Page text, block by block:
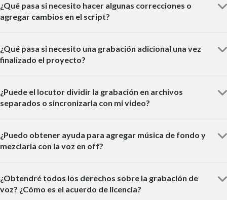
¿Qué pasa si necesito hacer algunas correcciones o
agregar cambios en el script?
¿Qué pasa si necesito una grabación adicional una vez
finalizado el proyecto?
¿Puede el locutor dividir la grabación en archivos
separados o sincronizarla con mi video?
¿Puedo obtener ayuda para agregar música de fondo y
mezclarla con la voz en off?
¿Obtendré todos los derechos sobre la grabación de
voz? ¿Cómo es el acuerdo de licencia?